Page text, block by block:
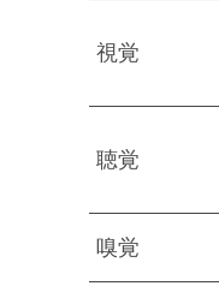
視覚
聴覚
嗅覚